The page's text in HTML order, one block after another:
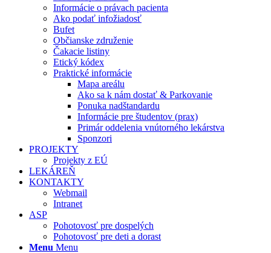
Informácie o právach pacienta
Ako podať infožiadosť
Bufet
Občianske združenie
Čakacie listiny
Etický kódex
Praktické informácie
Mapa areálu
Ako sa k nám dostať & Parkovanie
Ponuka nadštandardu
Informácie pre študentov (prax)
Primár oddelenia vnútorného lekárstva
Sponzori
PROJEKTY
Projekty z EÚ
LEKÁREŇ
KONTAKTY
Webmail
Intranet
ASP
Pohotovosť pre dospelých
Pohotovosť pre deti a dorast
Menu Menu